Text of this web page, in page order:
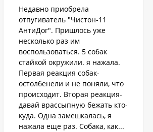
Недавно приобрела
отпугиватель "Чистон-11
АнтиДог". Пришлось уже
несколько раз им
воспользоваться. 5 собак
стайкой окружили. я нажала.
Первая реакция собак-
остолбенели и не поняли, что
происходит. Вторая реакция-
давай врассыпную бежать кто-
куда. Одна замешкалась, я
нажала еще раз. Собака, как...
Электроошейник для
дрессировки собак
«PET998DB»
3 480₽
Ошейник антилай
1 890₽